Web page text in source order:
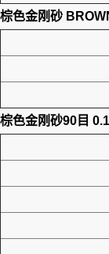
棕色金刚砂
棕色金刚砂90目